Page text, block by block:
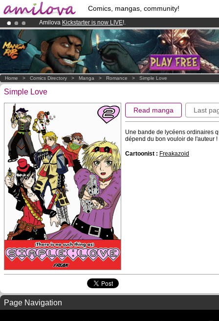
Comics, mangas, community!
Amilova Kickstarter is now LIVE!.
Premium membership from3.95 eurosper month !Get membership
Already 100000membersand 1000 comics & mangas!.
Home > Comics Directory > Manga > Romance > Simple Love
Simple Love
Read manga Last
Une bande de lycéens ordinaires
dépend du bon vouloir de l'auteur !
Cartoonist : Freakazoid
Page Navigation